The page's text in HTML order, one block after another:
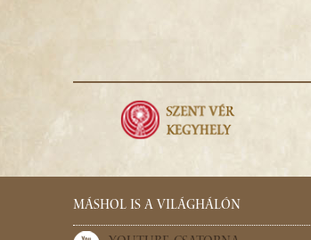
MÁSHOL IS A VILÁGHÁLÓN